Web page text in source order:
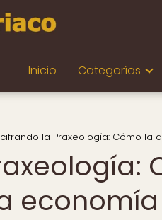
Inicio Categorías
la Praxeología: Cómo la
economía